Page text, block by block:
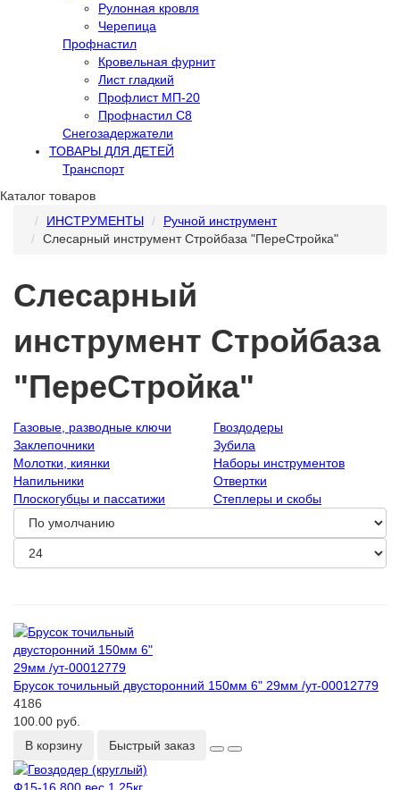
Рулонная кровля
Черепица
Профнастил
Кровельная фурнит
Лист гладкий
Профлист МП-20
Профнастил С8
Снегозадержатели
ТОВАРЫ ДЛЯ ДЕТЕЙ
Транспорт
Каталог товаров
ИНСТРУМЕНТЫ
Ручной инструмент
Слесарный инструмент Стройбаза "ПереСтройка"
Слесарный
инструмент Стройбаза
"ПереСтройка"
Газовые, разводные ключи
Гвоздодеры
Заклепочники
Зубила
Молотки, киянки
Наборы инструментов
Напильники
Отвертки
Плоскогубцы и пассатижи
Степлеры и скобы
Брусок точильный двусторонний 150мм 6" 29мм /ут-00012779
4186
100.00 руб.
В корзину
Быстрый заказ